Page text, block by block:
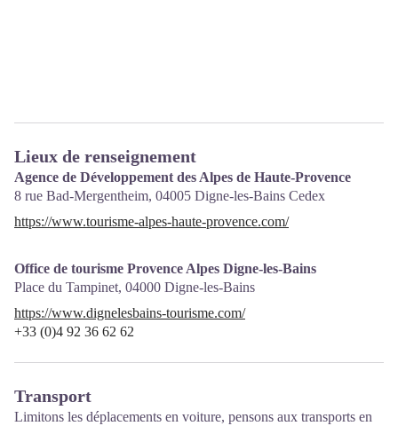
Lieux de renseignement
Agence de Développement des Alpes de Haute-Provence
8 rue Bad-Mergentheim, 04005 Digne-les-Bains Cedex
https://www.tourisme-alpes-haute-provence.com/
Office de tourisme Provence Alpes Digne-les-Bains
Place du Tampinet, 04000 Digne-les-Bains
https://www.dignelesbains-tourisme.com/
+33 (0)4 92 36 62 62
Transport
Limitons les déplacements en voiture, pensons aux transports en